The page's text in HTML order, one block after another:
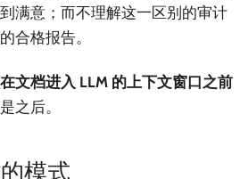
满意；而不理解这一区别的审计
合格报告。
文档进入 LLM 的上下文窗口之前
之后。
模式